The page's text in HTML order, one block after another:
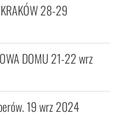
28-29
DOMU 21-22 wrz
19 wrz 2024